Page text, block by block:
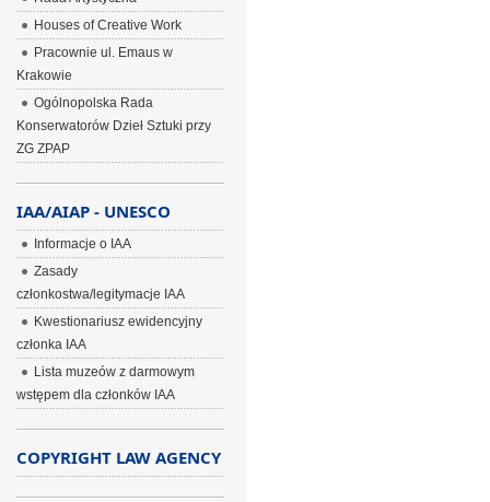
Houses of Creative Work
Pracownie ul. Emaus w
Krakowie
Ogólnopolska Rada
Konserwatorów Dzieł Sztuki przy
ZG ZPAP
IAA/AIAP - UNESCO
Informacje o IAA
Zasady
członkostwa/legitymacje IAA
Kwestionariusz ewidencyjny
członka IAA
Lista muzeów z darmowym
wstępem dla członków IAA
COPYRIGHT LAW AGENCY